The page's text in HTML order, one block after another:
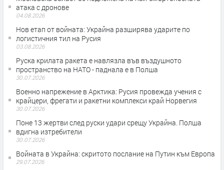
атака с дронове
04.08.2026
Нов етап от войната: Украйна разширява ударите по
логистичния тил на Русия
03.08.2026
Руска крилата ракета е навлязла във въздушното
пространство на НАТО - паднала е в Полша
30.07.2026
Военно напрежение в Арктика: Русия провежда учения с
крайцери, фрегати и ракетни комплекси край Норвегия
30.07.2026
Поне 13 жертви след руски удари срещу Украйна. Полша
вдигна изтребители
30.07.2026
Войната в Украйна: скритото послание на Путин към Европа
29.07.2026